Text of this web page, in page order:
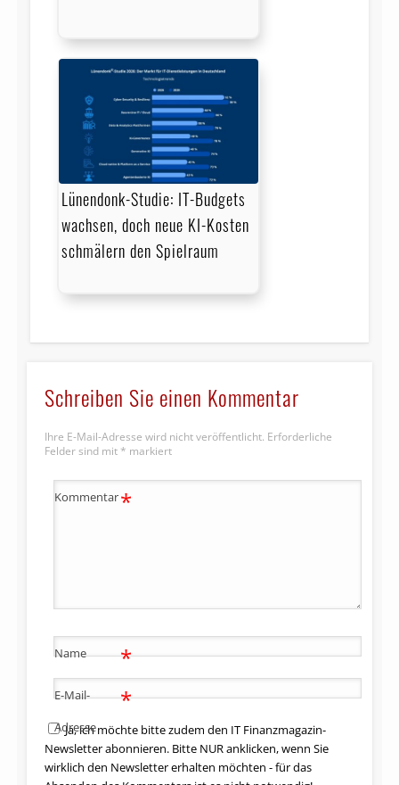
Lünendonk-Studie: IT-Budgets
wachsen, doch neue KI-Kosten
schmälern den Spielraum
Schreiben Sie einen Kommentar
Ihre E-Mail-Adresse wird nicht veröffentlicht. Erforderliche
Felder sind mit * markiert
Kommentar*
Name *
E-Mail-
Adresse
*
Ja, ich möchte bitte zudem den IT Finanzmagazin-
Newsletter abonnieren. Bitte NUR anklicken, wenn Sie
wirklich den Newsletter erhalten möchten - für das